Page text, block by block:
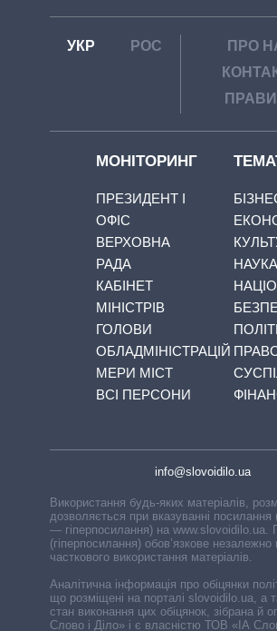
УКР РОС
ПРО
МОНІТОРИНГ
ПРЕЗИДЕНТ І
ОФІС
ВЕРХОВНА
РАДА
КАБІНЕТ
МІНІСТРІВ
ГОЛОВИ
ОБЛАДМІНІСТРАЦІЙ
МЕРИ МІСТ
ВСІ ПЕРСОНИ
НАУКА
info@slovoidilo.ua
Використання будь-яких матеріалів,
дозволяється при вказуванні посилання
— гіперпосилання) на www.slovoidilo.ua.
(гіперпосилання) обов’язкове незалежно
часткового використання матеріалів.
Аналітична інформація про обіцянки
що розміщені на порталі slovoidilo.ua, а
стан виконання цих обіцянок, зібрана й
Слово і Діло» і є власністю ТОВ «ІА